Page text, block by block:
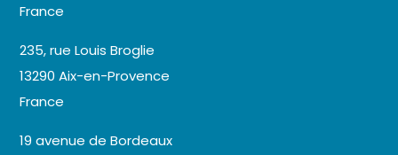
France
235, rue Louis Broglie
13290 Aix-en-Provence
France
19 avenue de Bordeaux